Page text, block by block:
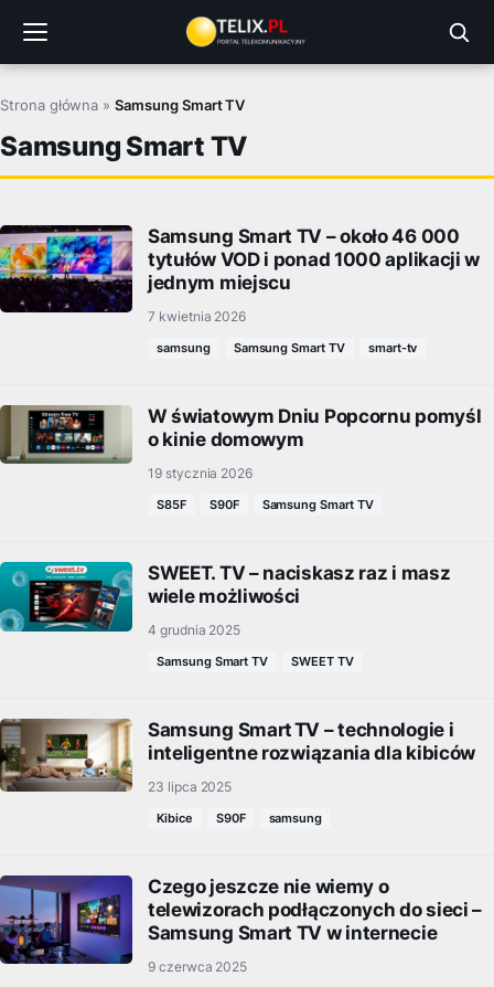
treści
Strona główna »Samsung Smart TV
Samsung Smart TV
Samsung Smart TV – około 46 000
tytułów VOD i ponad 1000 aplikacji w
jednym miejscu
7 kwietnia 2026
samsung Samsung Smart TV smart-tv
W światowym Dniu Popcornu pomyśl
o kinie domowym
19 stycznia 2026
S85F S90F Samsung Smart TV
SWEET. TV – naciskasz raz i masz
wiele możliwości
4 grudnia 2025
Samsung Smart TV SWEET TV
Samsung Smart TV – technologie i
inteligentne rozwiązania dla kibiców
23 lipca 2025
Kibice S90F samsung
Czego jeszcze nie wiemy o
telewizorach podłączonych do sieci –
Samsung Smart TV w internecie
9 czerwca 2025